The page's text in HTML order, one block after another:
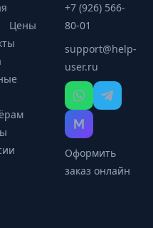
Цены
+7 (926) 566-
80-01
support@help-
user.ru
Оформить
заказ онлайн